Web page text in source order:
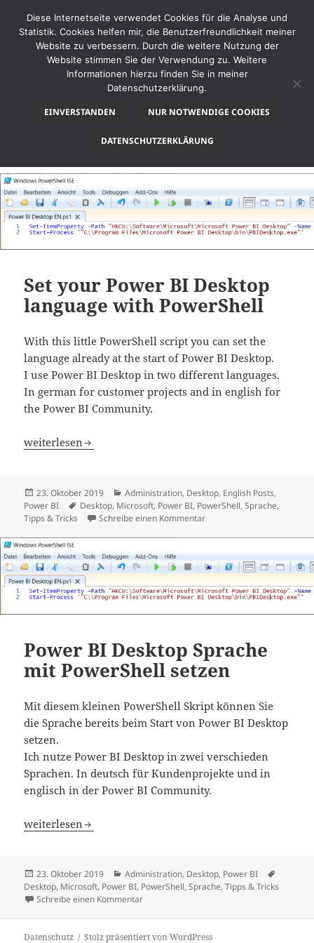
Schlagwort:PowerShell
Set your Power BI Desktop
language with PowerShell
With this little PowerShell script you can set the
language already at the start of Power BI Desktop.
I use Power BI Desktop in two different languages.
In german for customer projects and in english for
the Power BI Community.
Set your Power BI Desktop language with PowerShell
weiterlesen
Veröffentlicht
am
23. Oktober 2019 Kategorien
Administration, Desktop, English Posts,
Power BI
Schlagwörter
Desktop, Microsoft, Power BI, PowerShell,Sprache,
Tipps & Tricks
Schreibe einen Kommentarzu Set your Power BI
Power BI Desktop Sprache
mit PowerShell setzen
Mit diesem kleinen PowerShell Skript können Sie
die Sprache bereits beim Start von Power BI Desktop
setzen.
Ich nutze Power BI Desktop in zwei verschieden
Sprachen. In deutsch für Kundenprojekte und in
englisch in der Power BI Community.
Power BI Desktop Sprache mit PowerShell setzen
weiterlesen
Veröffentlicht
am
23. Oktober 2019 Kategorien
Administration, Desktop, Power BI
Desktop, Microsoft, Power BI, PowerShell,Sprache,Tipps & Tricks
Schreibe einen Kommentarzu Power BI Desktop Sprache mit
Datenschutz Stolz präsentiert von WordPress
Diese Internetseite verwendet Cookies für die Analyse und
Statistik. Cookies helfen mir, die Benutzerfreundlichkeit meiner
Website zu verbessern. Durch die weitere Nutzung der
Website stimmen Sie der Verwendung zu. Weitere
Informationen hierzu finden Sie in meiner
Datenschutzerklärung.
EINVERSTANDEN NUR NOTWENDIGE COOKIES
DATENSCHUTZERKLÄRUNG